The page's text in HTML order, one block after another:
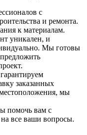
с
и ремонта.
к материалам.
уникален, и
Мы готовы
заказанных
мы
помочь вам с
все ваши вопросы.